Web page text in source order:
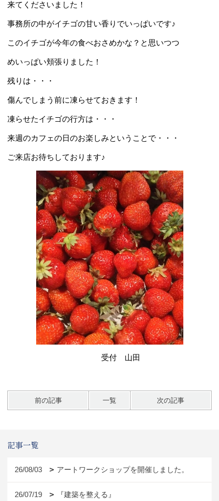
来てくださいました！
事務所の中がイチゴの甘い香りでいっぱいです♪
このイチゴが今年の食べおさめかな？と思いつつ
めいっぱい頬張りました！
残りは・・・
傷んでしまう前に凍らせておきます！
凍らせたイチゴの行方は・・・
来週のカフェの日のお楽しみということで・・・
ご来店お待ちしております♪
受付 山田
前の記事 一覧 次の記事
記事一覧
26/08/03 アートワークショップを開催しました。
26/07/19 『建築を整える』